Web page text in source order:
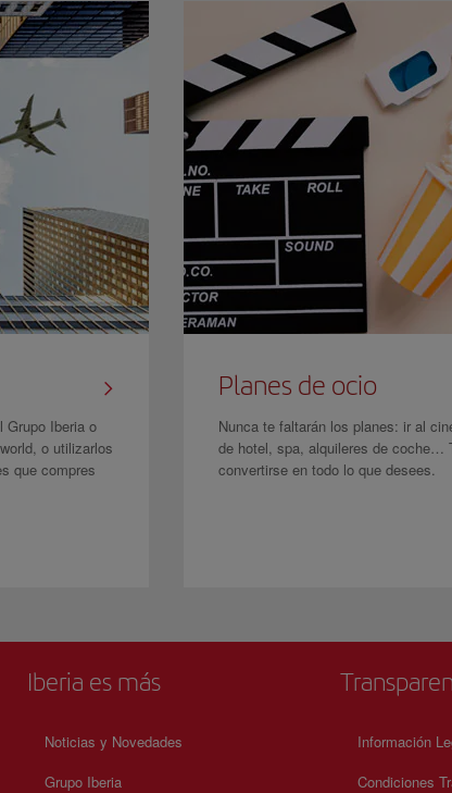
Grupo Iberia o
o utilizarlos
que compres
Planes de ocio
Nunca te faltarán los planes: ir al
de hotel, spa, alquileres de coche…
convertirse en todo lo que desees.
Iberia es más
Noticias y Novedades
Grupo Iberia
Información
Condiciones